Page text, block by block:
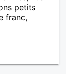
petits
franc,